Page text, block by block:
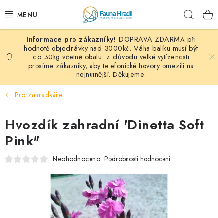
na
PAPOUŠCI A EXOTI
ZRNINY A OBILOVINY
MDM KRMIVA
KONTAKT
DOPRAVA ZDARMA při
hodnotě objednávky nad 3000kč. Váha balíku musí být
do 30kg včetně obalu. Z důvodu velké vytíženosti
prosíme zákazníky, aby telefonické hovory omezili na
nejnutnější. Děkujeme.
Pro zahradkáře
Hvozdík zahradní 'Dinetta Soft
Pink"
Neohodnoceno Podrobnosti hodnocení